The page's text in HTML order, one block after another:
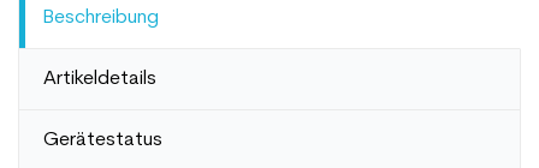
Beschreibung
Artikeldetails
Gerätestatus